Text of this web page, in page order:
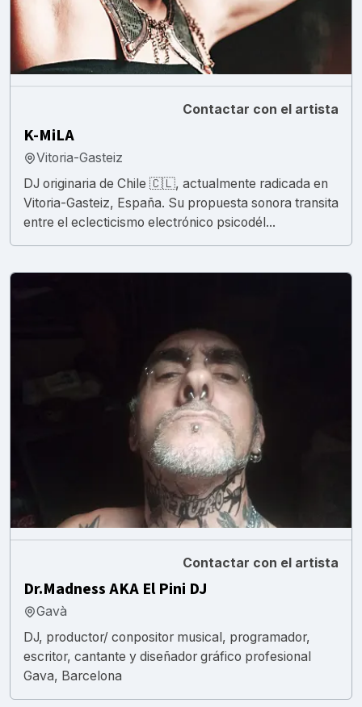
Contactar con el artista
K-MiLA
Vitoria-Gasteiz
DJ originaria de Chile 🇨🇱, actualmente radicada en
Vitoria-Gasteiz, España. Su propuesta sonora transita
entre el eclecticismo electrónico psicodél...
Contactar con el artista
Dr.Madness AKA El Pini DJ
Gavà
DJ, productor/ conpositor musical, programador,
escritor, cantante y diseñador gráfico profesional
Gava, Barcelona